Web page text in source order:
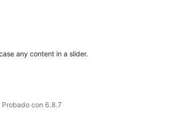
any content in a slider.
Probado con 6.8.7